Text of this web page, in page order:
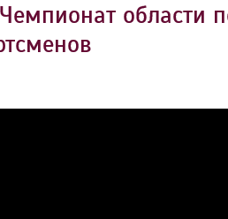
области